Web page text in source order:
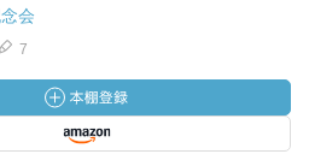
会
7